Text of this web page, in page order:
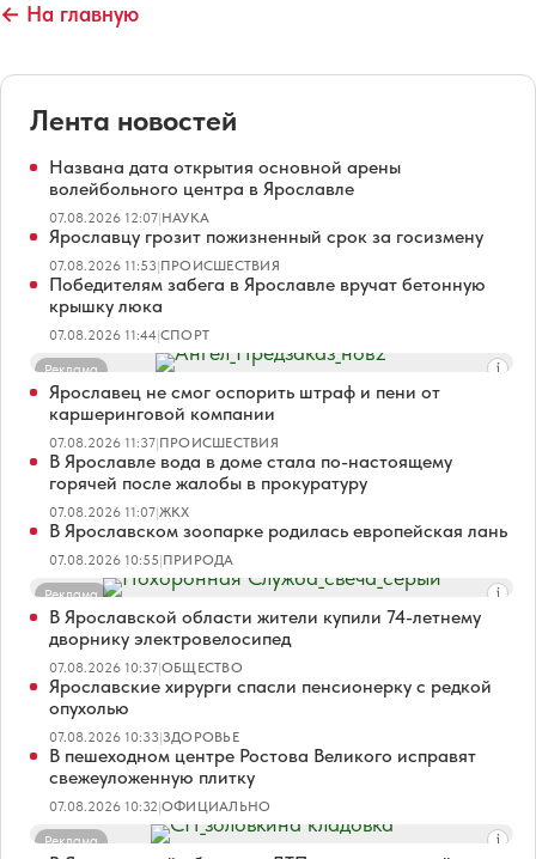
← На главную
Лента новостей
Названа дата открытия основной арены
волейбольного центра в Ярославле
07.08.2026 12:07|НАУКА
Ярославцу грозит пожизненный срок за госизмену
07.08.2026 11:53|ПРОИСШЕСТВИЯ
Победителям забега в Ярославле вручат бетонную
крышку люка
07.08.2026 11:44|СПОРТ
Реклама
Ярославец не смог оспорить штраф и пени от
каршеринговой компании
07.08.2026 11:37|ПРОИСШЕСТВИЯ
В Ярославле вода в доме стала по-настоящему
горячей после жалобы в прокуратуру
07.08.2026 11:07|ЖКХ
В Ярославском зоопарке родилась европейская лань
07.08.2026 10:55|ПРИРОДА
Реклама
В Ярославской области жители купили 74-летнему
дворнику электровелосипед
07.08.2026 10:37|ОБЩЕСТВО
Ярославские хирурги спасли пенсионерку с редкой
опухолью
07.08.2026 10:33|ЗДОРОВЬЕ
В пешеходном центре Ростова Великого исправят
свежеуложенную плитку
07.08.2026 10:32|ОФИЦИАЛЬНО
Реклама